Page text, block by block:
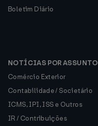
Boletim Diário
NOTÍCIAS POR ASSUNTO
Comércio Exterior
Contabilidade / Societário
ICMS, IPI, ISS e Outros
IR / Contribuições